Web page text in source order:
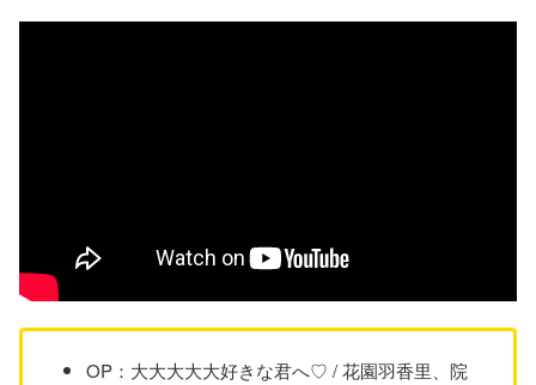
OP：大大大大大好きな君へ♡ / 花園羽香里、院